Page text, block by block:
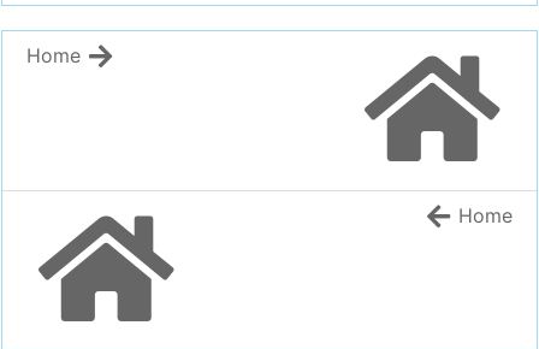
Home
Home